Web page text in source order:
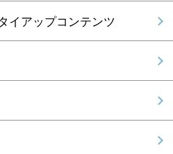
イアップコンテンツ